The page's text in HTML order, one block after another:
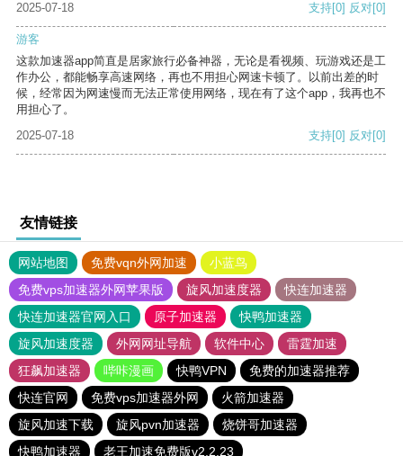
2025-07-18
支持[0] 反对[0]
游客
这款加速器app简直是居家旅行必备神器，无论是看视频、玩游戏还是工
作办公，都能畅享高速网络，再也不用担心网速卡顿了。以前出差的时
候，经常因为网速慢而无法正常使用网络，现在有了这个app，我再也不
用担心了。
2025-07-18
支持[0] 反对[0]
友情链接
网站地图 免费vqn外网加速
小蓝鸟
免费vps加速器外网苹果版
旋风加速度器
快连加速器
快连加速器官网入口
原子加速器
快鸭加速器
旋风加速度器
外网网址导航 软件中心
雷霆加速
狂飙加速器
哔咔漫画 快鸭VPN
免费的加速器推荐
快连官网
免费vps加速器外网
火箭加速器
旋风加速下载
旋风pvn加速器
烧饼哥加速器
快鸭加速器
老王加速免费版v2.2.23